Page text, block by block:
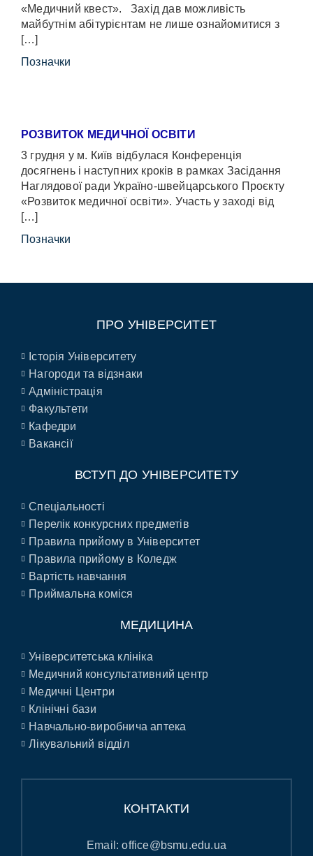
«Медичний квест». Захід дав можливість
майбутнім абітурієнтам не лише ознайомитися з
[…]
Позначки
РОЗВИТОК МЕДИЧНОЇ ОСВІТИ
3 грудня у м. Київ відбулася Конференція
досягнень і наступних кроків в рамках Засідання
Наглядової ради Україно-швейцарського Проєкту
«Розвиток медичної освіти». Участь у заході від
[…]
Позначки
ПРО УНІВЕРСИТЕТ
Історія Університету
Нагороди та відзнаки
Адміністрація
Факультети
Кафедри
Вакансії
ВСТУП ДО УНІВЕРСИТЕТУ
Спеціальності
Перелік конкурсних предметів
Правила прийому в Університет
Правила прийому в Коледж
Вартість навчання
Приймальна коміся
МЕДИЦИНА
Університетська клініка
Медичний консультативний центр
Медичні Центри
Клінічні бази
Навчально-виробнича аптека
Лікувальний відділ
КОНТАКТИ
Email:office@bsmu.edu.ua